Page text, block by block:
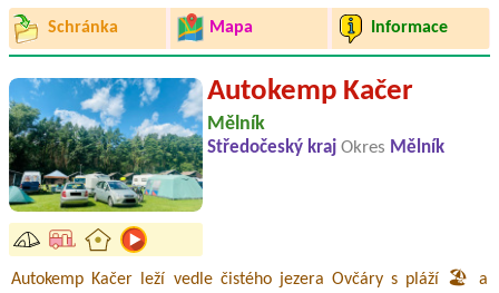
Schránka Mapa Informace
Autokemp Kačer
Mělník
Středočeský kraj Okres Mělník
Autokemp Kačer leží vedle čistého jezera Ovčáry s pláží 🏖️ a